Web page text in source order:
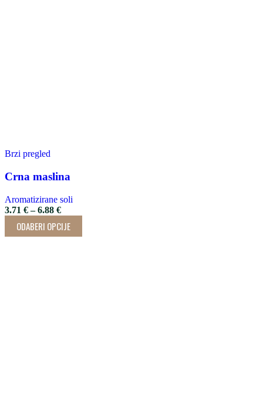
Brzi pregled
Crna maslina
Aromatizirane soli
3.71 € – 6.88 €
ODABERI OPCIJE